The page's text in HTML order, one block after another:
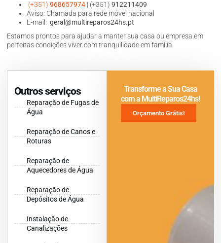
(+351) 968657974 | (+351) 912211409
Aviso: Chamada para rede móvel nacional
E-mail: geral@multireparos24hs.pt
Estamos prontos para ajudar a manter sua casa ou empresa em
perfeitas condições viver com tranquilidade em família.
Outros serviços
Reparação de Fugas de
Água
Reparação de Canos e
Roturas
Reparação de
Aquecedores de Água
Reparação de
Depósitos de Água
Instalação de
Canalizações
Transforme a Sua Casa
com a MultiReparos24hs!
Orçamento Grátis!